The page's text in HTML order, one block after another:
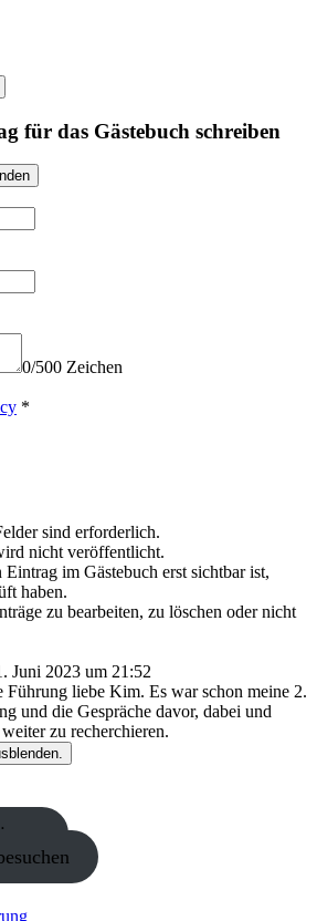
für das Gästebuch schreiben
0/500 Zeichen
*
sind erforderlich.
nicht veröffentlicht.
im Gästebuch erst sichtbar ist,
haben.
zu bearbeiten, zu löschen oder nicht
Juni 2023 um 21:52
liebe Kim. Es war schon meine 2.
und die Gespräche davor, dabei und
zu recherchieren.